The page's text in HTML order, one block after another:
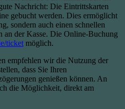
Nachricht: Die Eintrittskarten
gebucht werden. Dies ermöglicht
sondern auch einen schnellen
an der Kasse. Die Online-Buchung
ticket möglich.
empfehlen wir die Nutzung der
dass Sie Ihren
genießen können. An
die Möglichkeit, direkt am